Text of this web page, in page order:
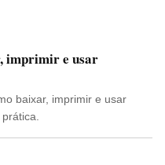
imprimir e usar
baixar, imprimir e usar